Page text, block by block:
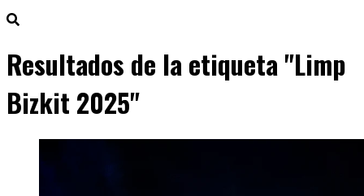
Resultados de la etiqueta "Limp
Bizkit 2025"